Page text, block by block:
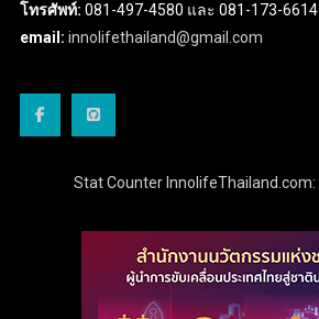
โทรศัพท์: 081-497-4580 และ 081-173-6614
email: innolifethailand@gmail.com
Stat Counter InnolifeThailand.com: